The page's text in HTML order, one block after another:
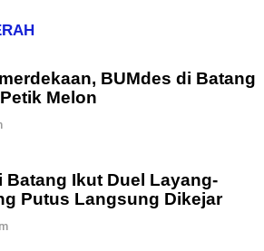
BUMdes di Batang
Melon
Batang Ikut Duel Layang-
Putus Langsung Dikejar